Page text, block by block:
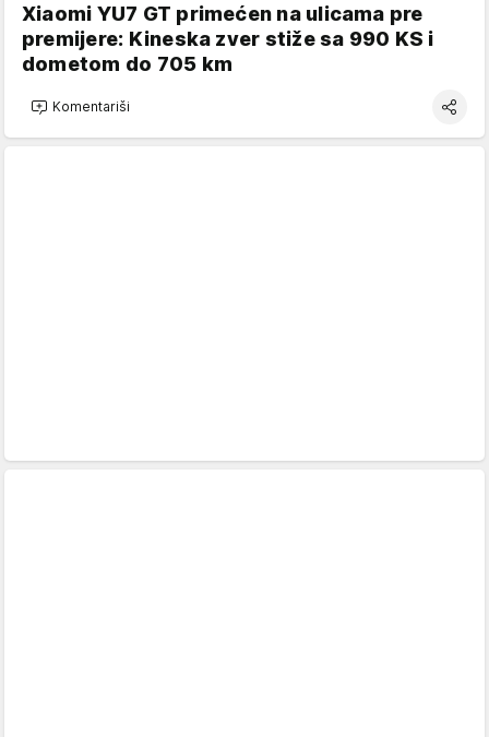
Xiaomi YU7 GT primećen na ulicama pre
premijere: Kineska zver stiže sa 990 KS i
dometom do 705 km
Komentariši